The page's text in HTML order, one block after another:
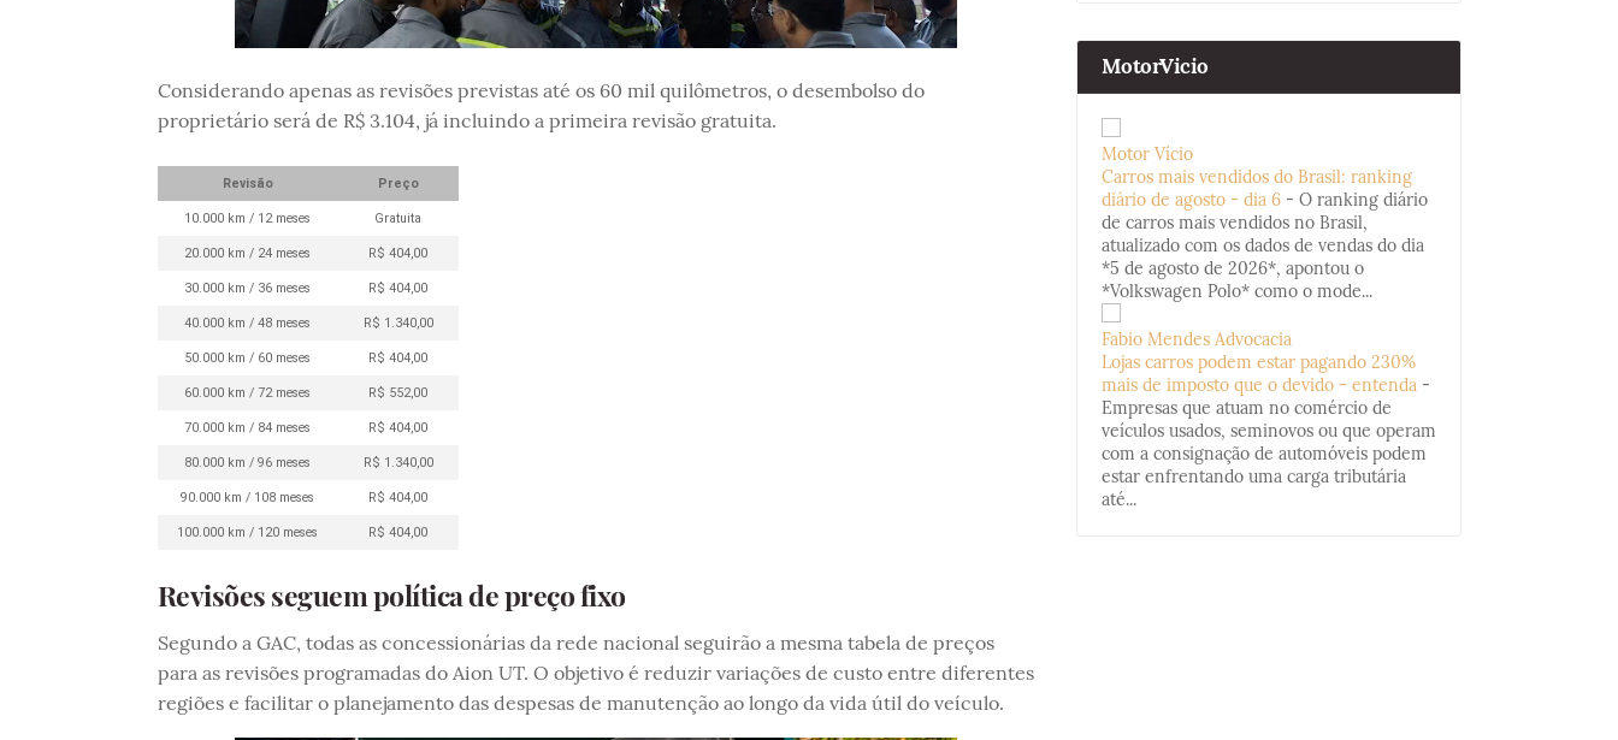
Considerando apenas as revisões previstas até os 60 mil quilômetros, o desembolso do
proprietário será de R$ 3.104, já incluindo a primeira revisão gratuita.
Revisão Preço
10.000 km / 12 meses Gratuita
20.000 km / 24 meses R$ 404,00
30.000 km / 36 meses R$ 404,00
40.000 km / 48 meses R$ 1.340,00
50.000 km / 60 meses R$ 404,00
60.000 km / 72 meses R$ 552,00
70.000 km / 84 meses R$ 404,00
80.000 km / 96 meses R$ 1.340,00
90.000 km / 108 meses R$ 404,00
100.000 km / 120 meses R$ 404,00
Revisões seguem política de preço fixo
Segundo a GAC, todas as concessionárias da rede nacional seguirão a mesma tabela de preços
para as revisões programadas do Aion UT. O objetivo é reduzir variações de custo entre diferentes
regiões e facilitar o planejamento das despesas de manutenção ao longo da vida útil do veículo.
MotorVicio
Motor Vício
Carros mais vendidos do Brasil: ranking
diário de agosto - dia 6 - O ranking diário
de carros mais vendidos no Brasil,
atualizado com os dados de vendas do dia
*5 de agosto de 2026*, apontou o
*Volkswagen Polo* como o mode...
Fabio Mendes Advocacia
Lojas carros podem estar pagando 230%
mais de imposto que o devido - entenda -
Empresas que atuam no comércio de
veículos usados, seminovos ou que operam
com a consignação de automóveis podem
estar enfrentando uma carga tributária
até...